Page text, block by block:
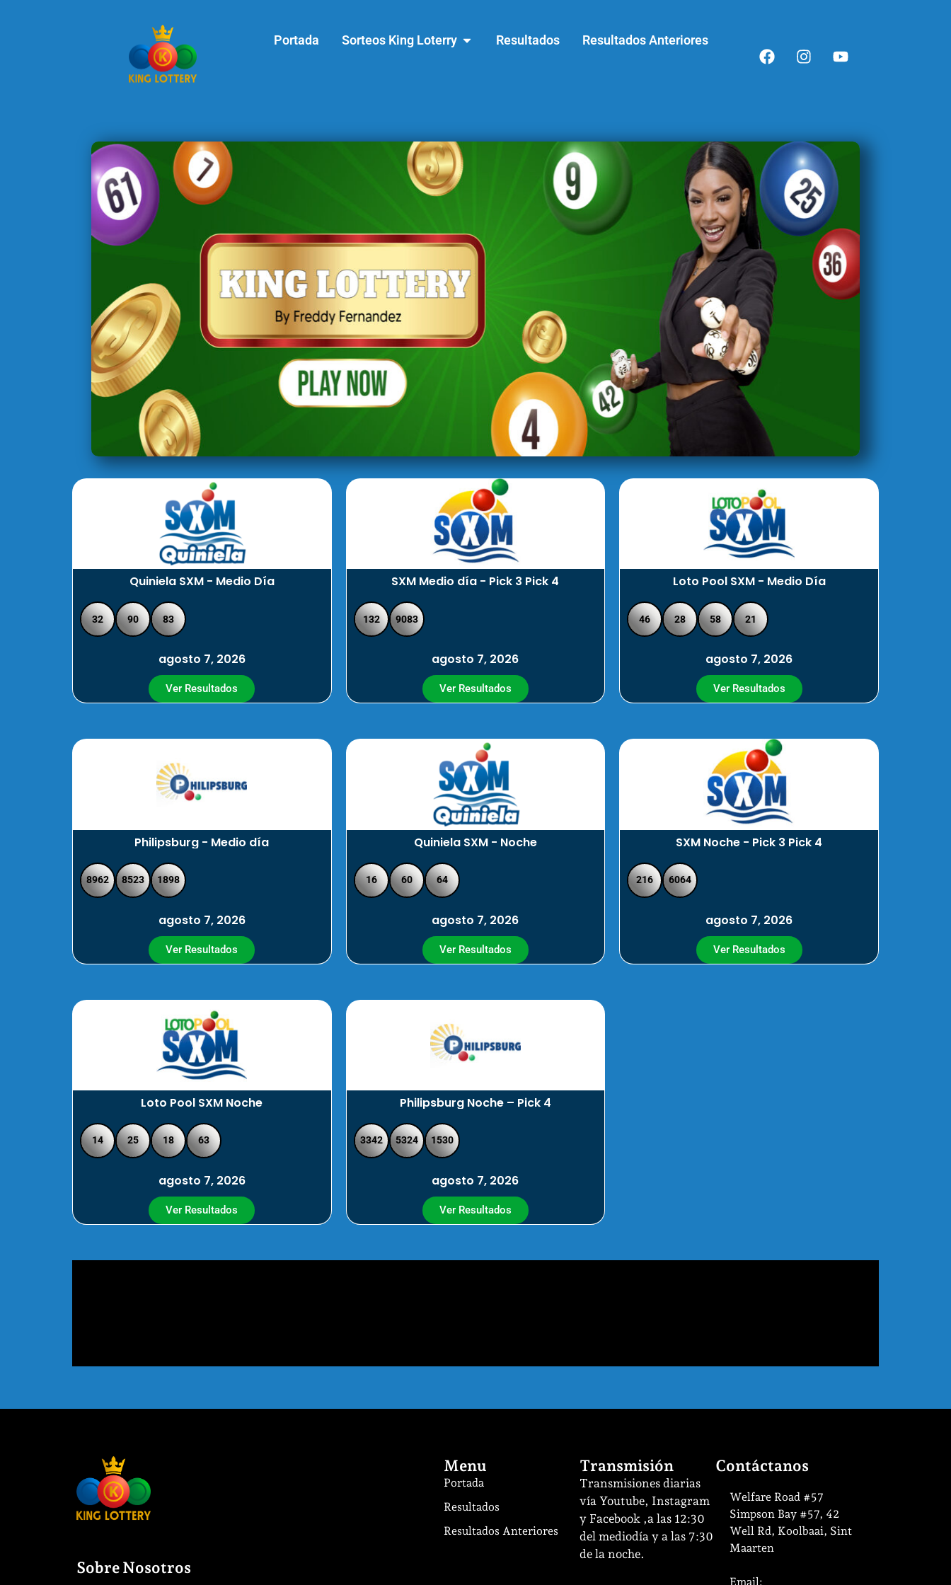
Portada Sorteos King Loterry Resultados Resultados Anteriores
Quiniela SXM - Medio Día SXM Medio día - Pick 3 Pick 4 Loto Pool SXM - Medio Día
32 90 83
agosto 7, 2026
132 9083
agosto 7, 2026
46 28 58 21
agosto 7, 2026
Ver Resultados Ver Resultados Ver Resultados
Philipsburg - Medio día Quiniela SXM - Noche SXM Noche - Pick 3 Pick 4
8962 8523 1898
agosto 7, 2026
16 60 64
agosto 7, 2026
216 6064
agosto 7, 2026
Ver Resultados Ver Resultados Ver Resultados
Loto Pool SXM Noche Philipsburg Noche – Pick 4
14 25 18 63
agosto 7, 2026
3342 5324 1530
agosto 7, 2026
Ver Resultados Ver Resultados
Sobre Nosotros
Menu
Portada
Resultados
Resultados Anteriores
Transmisión
Transmisiones diarias
vía Youtube, Instagram
y Facebook ,a las 12:30
del mediodía y a las 7:30
de la noche.
Contáctanos
Welfare Road #57
Simpson Bay #57, 42
Well Rd, Koolbaai, Sint
Maarten
Email: